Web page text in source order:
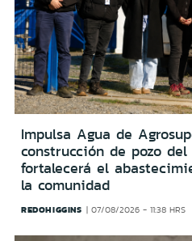
Impulsa Agua de
construcción de pozo
fortalecerá el
la comunidad
REDOHIGGINS 07/08/2026 - 11:38 HRS